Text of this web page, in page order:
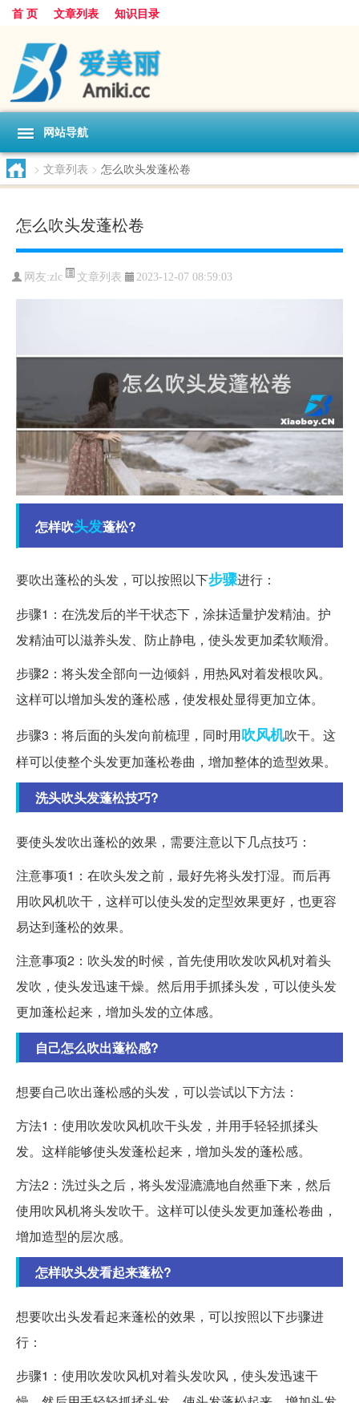
首 页 文章列表 知识目录
网站导航
> 文章列表 > 怎么吹头发蓬松卷
怎么吹头发蓬松卷
网友:zlc 文章列表 2023-12-07 08:59:03
怎样吹头发蓬松?
要吹出蓬松的头发，可以按照以下步骤进行：
步骤1：在洗发后的半干状态下，涂抹适量护发精油。护
发精油可以滋养头发、防止静电，使头发更加柔软顺滑。
步骤2：将头发全部向一边倾斜，用热风对着发根吹风。
这样可以增加头发的蓬松感，使发根处显得更加立体。
步骤3：将后面的头发向前梳理，同时用吹风机吹干。这
样可以使整个头发更加蓬松卷曲，增加整体的造型效果。
洗头吹头发蓬松技巧?
要使头发吹出蓬松的效果，需要注意以下几点技巧：
注意事项1：在吹头发之前，最好先将头发打湿。而后再
用吹风机吹干，这样可以使头发的定型效果更好，也更容
易达到蓬松的效果。
注意事项2：吹头发的时候，首先使用吹发吹风机对着头
发吹，使头发迅速干燥。然后用手抓揉头发，可以使头发
更加蓬松起来，增加头发的立体感。
自己怎么吹出蓬松感?
想要自己吹出蓬松感的头发，可以尝试以下方法：
方法1：使用吹发吹风机吹干头发，并用手轻轻抓揉头
发。这样能够使头发蓬松起来，增加头发的蓬松感。
方法2：洗过头之后，将头发湿漉漉地自然垂下来，然后
使用吹风机将头发吹干。这样可以使头发更加蓬松卷曲，
增加造型的层次感。
怎样吹头发看起来蓬松?
想要吹出头发看起来蓬松的效果，可以按照以下步骤进
行：
步骤1：使用吹发吹风机对着头发吹风，使头发迅速干